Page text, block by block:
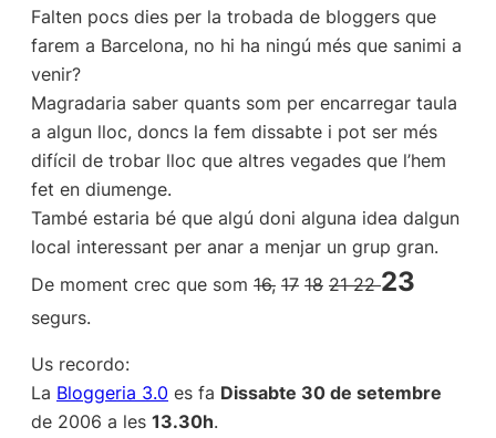
Falten pocs dies per la trobada de bloggers que
farem a Barcelona, no hi ha ningú més que sanimi a
venir?
Magradaria saber quants som per encarregar taula
a algun lloc, doncs la fem dissabte i pot ser més
difícil de trobar lloc que altres vegades que l’hem
fet en diumenge.
També estaria bé que algú doni alguna idea dalgun
local interessant per anar a menjar un grup gran.
De moment crec que som 16, 17 18 21 2223
segurs.
Us recordo:
La Bloggeria 3.0 es fa Dissabte 30 de setembre
de 2006 a les 13.30h.